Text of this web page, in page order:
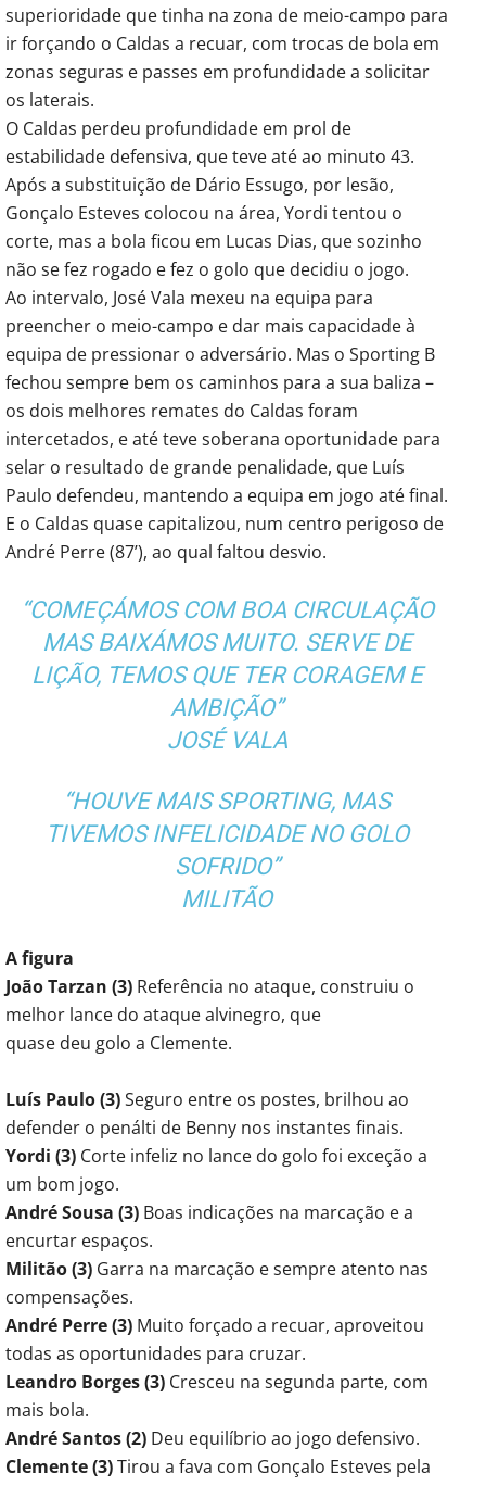
superioridade que tinha na zona de meio-campo para
ir forçando o Caldas a recuar, com trocas de bola em
zonas seguras e passes em profundidade a solicitar
os laterais.
O Caldas perdeu profundidade em prol de
estabilidade defensiva, que teve até ao minuto 43.
Após a substituição de Dário Essugo, por lesão,
Gonçalo Esteves colocou na área, Yordi tentou o
corte, mas a bola ficou em Lucas Dias, que sozinho
não se fez rogado e fez o golo que decidiu o jogo.
Ao intervalo, José Vala mexeu na equipa para
preencher o meio-campo e dar mais capacidade à
equipa de pressionar o adversário. Mas o Sporting B
fechou sempre bem os caminhos para a sua baliza –
os dois melhores remates do Caldas foram
intercetados, e até teve soberana oportunidade para
selar o resultado de grande penalidade, que Luís
Paulo defendeu, mantendo a equipa em jogo até final.
E o Caldas quase capitalizou, num centro perigoso de
André Perre (87’), ao qual faltou desvio.
“COMEÇÁMOS COM BOA CIRCULAÇÃO
MAS BAIXÁMOS MUITO. SERVE DE
LIÇÃO, TEMOS QUE TER CORAGEM E
AMBIÇÃO”
JOSÉ VALA
“HOUVE MAIS SPORTING, MAS
TIVEMOS INFELICIDADE NO GOLO
SOFRIDO”
MILITÃO
A figura
João Tarzan (3) Referência no ataque, construiu o
melhor lance do ataque alvinegro, que
quase deu golo a Clemente.
Luís Paulo (3)Seguro entre os postes, brilhou ao
defender o penálti de Benny nos instantes finais.
Yordi (3) Corte infeliz no lance do golo foi exceção a
um bom jogo.
André Sousa (3) Boas indicações na marcação e a
encurtar espaços.
Militão (3) Garra na marcação e sempre atento nas
compensações.
André Perre (3) Muito forçado a recuar, aproveitou
todas as oportunidades para cruzar.
Leandro Borges (3) Cresceu na segunda parte, com
mais bola.
André Santos (2) Deu equilíbrio ao jogo defensivo.
Clemente (3)Tirou a fava com Gonçalo Esteves pela